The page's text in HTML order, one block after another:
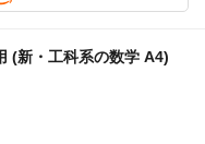
(新・工科系の数学 A4)